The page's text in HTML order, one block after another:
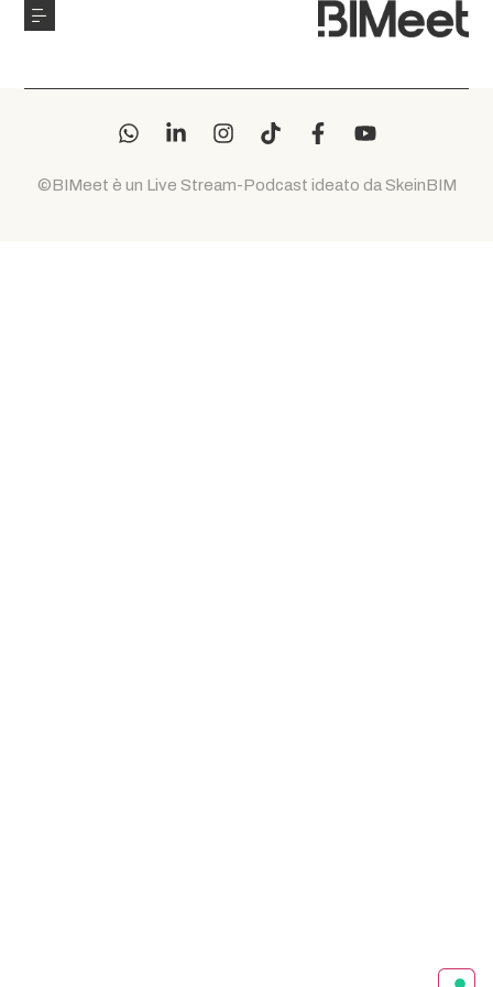
©BIMeet è un Live Stream-Podcast ideato da SkeinBIM